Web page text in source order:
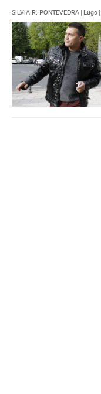
SILVIA R. PONTEVEDRA | Lugo |